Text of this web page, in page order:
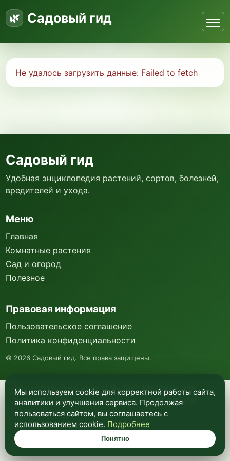
Садовый гид
Не удалось загрузить данные: Failed to fetch
Мы используем куки и Яндекс Метрику для
анализа посещаемости и улучшения работы
сайта. Подробнее —в политике
конфиденциальности.
Понятно
Садовый гид
Удобная энциклопедия растений, сортов, болезней,
вредителей и ухода.
Меню
Главная
Комнатные растения
Сад и огород
Полезное
Правовая информация
Пользовательское соглашение
Политика конфиденциальности
© 2026 Садовый гид. Все права защищены.
Мы используем cookie для корректной работы сайта,
аналитики и улучшения сервиса. Продолжая
пользоваться сайтом, вы соглашаетесь с
использованием cookie. Подробнее
Понятно